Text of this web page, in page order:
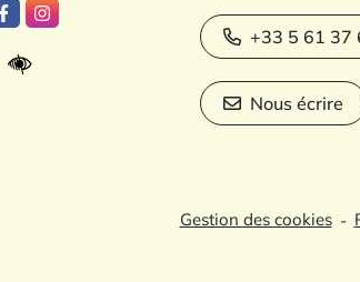
Lien vers le compte Facebook
Lien vers le compte Instagram
+33 5 61 37
Nous écrire
Gestion des cookies